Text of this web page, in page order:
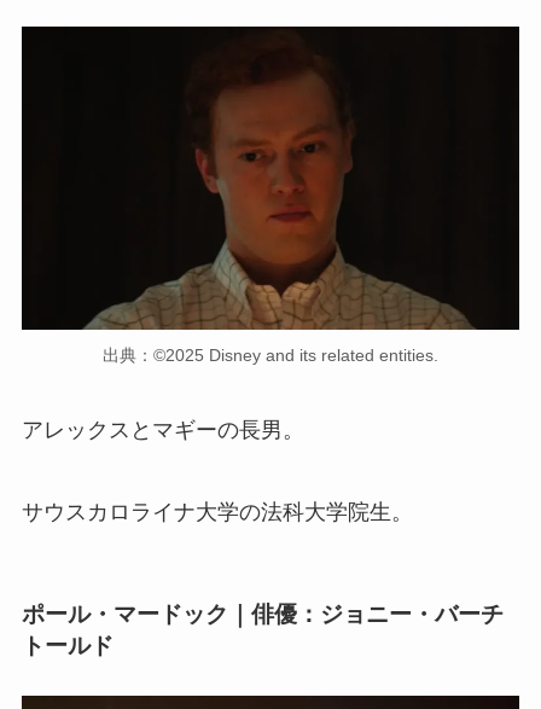
出典：©2025 Disney and its related entities.
アレックスとマギーの長男。
サウスカロライナ大学の法科大学院生。
ポール・マードック｜俳優：ジョニー・バーチ
トールド